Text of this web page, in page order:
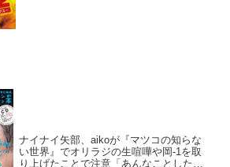
ナイナイ矢部、aikoが『マツコの知らな
い世界』でオリラジの生喧嘩や岡-1を取
り上げたことで注意「あんなことしたら